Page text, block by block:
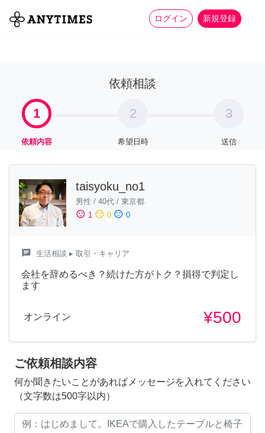
ログイン 新規登録
全て 家事 more_horiz
依頼相談
1
依頼内容
2
希望日時
3
送信
taisyoku_no1
男性 / 40代 / 東京都
sentiment_satisfied 1 sentiment_neutral 0 sentiment_dissatisfied 0
chat 生活相談 ▸ 取引・キャリア
会社を辞めるべき？続けた方がトク？損得で判定し
ます
オンライン ¥500
ご依頼相談内容
何か聞きたいことがあればメッセージを入れてください
（文字数は500字以内）